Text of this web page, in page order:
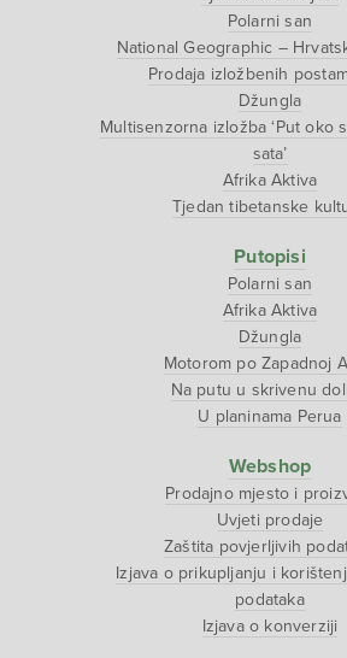
Polarni san
National Geographic –
Prodaja izložbenih
Džungla
Multisenzorna izložba ‘Put oko
sata’
Afrika Aktiva
Tjedan tibetanske
Putopisi
Polarni san
Afrika Aktiva
Džungla
Motorom po Zapadnoj
Na putu u skrivenu
U planinama Perua
Webshop
Prodajno mjesto i
Uvjeti prodaje
Zaštita povjerljivih
Izjava o prikupljanju i
podataka
Izjava o konverziji